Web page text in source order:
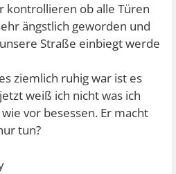
kontrollieren ob alle Türen
ängstlich geworden und
Straße einbiegt werde
ziemlich ruhig war ist es
weiß ich nicht was ich
vor besessen. Er macht
tun?